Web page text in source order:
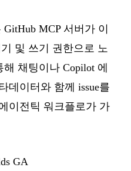
MCP 서버가 이
및 쓰기 권한으로 노
채팅이나 Copilot 에
데이터와 함께 issue를
이전틱 워크플로가 가
GA